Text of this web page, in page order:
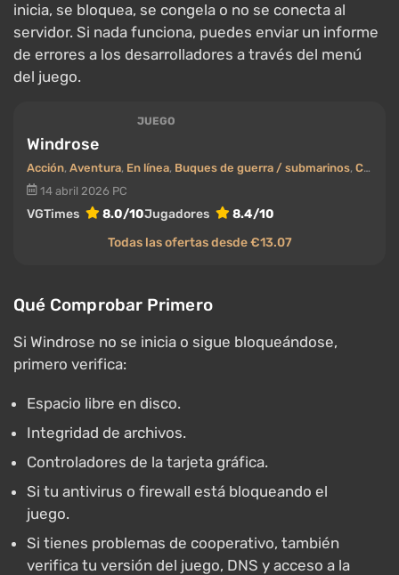
inicia, se bloquea, se congela o no se conecta al
servidor. Si nada funciona, puedes enviar un informe
de errores a los desarrolladores a través del menú
del juego.
JUEGO
Windrose
Acción, Aventura, En línea, Buques de guerra / submarinos, Cooperativo (co-op)
14 abril 2026 PC
VGTimes 8.0/10Jugadores
8.4/10
Todas las ofertas desde €13.07
Qué Comprobar Primero
Si Windrose no se inicia o sigue bloqueándose,
primero verifica:
Espacio libre en disco.
Integridad de archivos.
Controladores de la tarjeta gráfica.
Si tu antivirus o firewall está bloqueando el
juego.
Si tienes problemas de cooperativo, también
verifica tu versión del juego, DNS y acceso a la